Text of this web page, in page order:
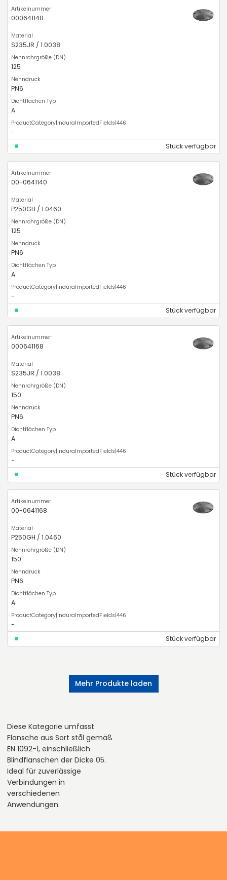
000641140
S235JR / 1.0038
125
PN6
A
-
Stück verfügbar
00-0641140
P250GH / 1.0460
125
PN6
A
-
Stück verfügbar
000641168
S235JR / 1.0038
150
PN6
A
-
Stück verfügbar
00-0641168
P250GH / 1.0460
150
PN6
A
-
Stück verfügbar
Mehr Produkte laden
Diese Kategorie umfasst
Flansche aus Sort stål gemäß
EN 1092-1, einschließlich
Blindflanschen der Dicke 05.
Ideal für zuverlässige
Verbindungen in
verschiedenen
Anwendungen.